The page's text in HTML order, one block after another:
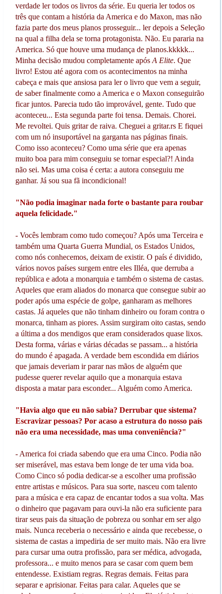
verdade ler todos os livros da série. Eu queria ler todos os
três que contam a história da America e do Maxon, mas não
fazia parte dos meus planos prosseguir... ler depois a Seleção
na qual a filha dela se torna protagonista. Não. Eu pararia na
America. Só que houve uma mudança de planos.kkkkk...
Minha decisão mudou completamente apósA Elite. Que
livro! Estou até agora com os acontecimentos na minha
cabeça e mais que ansiosa para ler o livro que vem a seguir,
de saber finalmente como a America e o Maxon conseguirão
ficar juntos. Parecia tudo tão improvável, gente. Tudo que
aconteceu... Esta segunda parte foi tensa. Demais. Chorei.
Me revoltei. Quis gritar de raiva. Cheguei a gritar.rs E fiquei
com um nó insuportável na garganta nas páginas finais.
Como isso aconteceu? Como uma série que era apenas
muito boa para mim conseguiu se tornar especial?! Ainda
não sei. Mas uma coisa é certa: a autora conseguiu me
ganhar. Já sou sua fã incondicional!
"Não podia imaginar nada forte o bastante para roubar
aquela felicidade."
- Vocês lembram como tudo começou? Após uma Terceira e
também uma Quarta Guerra Mundial, os Estados Unidos,
como nós conhecemos, deixam de existir. O país é dividido,
vários novos países surgem entre eles Illéa, que derruba a
república e adota a monarquia e também o sistema de castas.
Aqueles que eram aliados do monarca que consegue subir ao
poder após uma espécie de golpe, ganharam as melhores
castas. Já aqueles que não tinham dinheiro ou foram contra o
monarca, tinham as piores. Assim surgiram oito castas, sendo
a última a dos mendigos que eram considerados quase lixos.
Desta forma, várias e várias décadas se passam... a história
do mundo é apagada. A verdade bem escondida em diários
que jamais deveriam ir parar nas mãos de alguém que
pudesse querer revelar aquilo que a monarquia estava
disposta a matar para esconder... Alguém como America.
"Havia algo que eu não sabia? Derrubar que sistema?
Escravizar pessoas? Por acaso a estrutura do nosso país
não era uma necessidade, mas uma conveniência?"
- America foi criada sabendo que era uma Cinco. Podia não
ser miserável, mas estava bem longe de ter uma vida boa.
Como Cinco só podia dedicar-se a escolher uma profissão
entre artistas e músicos. Para sua sorte, nasceu com talento
para a música e era capaz de encantar todos a sua volta. Mas
o dinheiro que pagavam para ouvi-la não era suficiente para
tirar seus pais da situação de pobreza ou sonhar em ser algo
mais. Nunca receberia o necessário e ainda que recebesse, o
sistema de castas a impediria de ser muito mais. Não era livre
para cursar uma outra profissão, para ser médica, advogada,
professora... e muito menos para se casar com quem bem
entendesse. Existiam regras. Regras demais. Feitas para
separar e aprisionar. Feitas para calar. Aqueles que se